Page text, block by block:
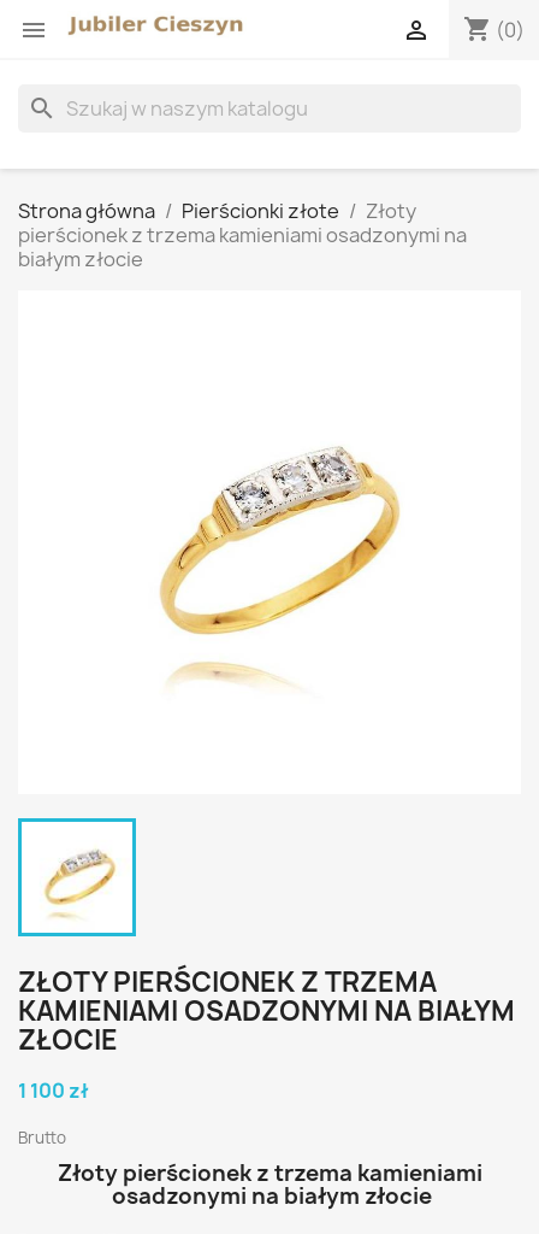
 shopping_cart (0)

search
Strona główna Pierścionki złote
Złoty
pierścionek z trzema kamieniami osadzonymi na
białym złocie
ZŁOTY PIERŚCIONEK Z TRZEMA
KAMIENIAMI OSADZONYMI NA BIAŁYM
ZŁOCIE
1 100 zł
Brutto
Złoty pierścionek z trzema kamieniami
osadzonymi na białym złocie